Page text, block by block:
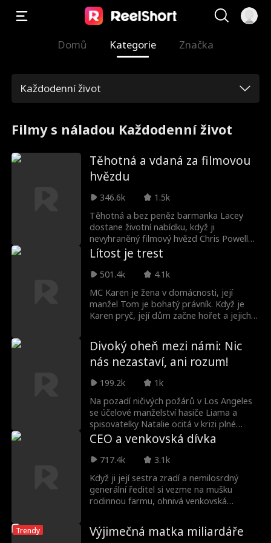
Domů Kategorie Značka
Každodenní život
Filmy s náladou Každodenní život
Těhotná a vdaná za filmovou
hvězdu
346.6k
1.5k
Těhotná a bez peněz barmanka Lacey
dostane životní nabídku, když ji
nevyhraněný filmový hvězd Chris Powell
požádá, aby předstírala, že je jeho
snoubenka. Ani jeden netuší, že dítě, které
čeká, je ve skutečnosti jeho.
Lítost je trest
501.4k
4.1k
MC Karen je žena v domácnosti, její
manžel Tom je bohatý právník. Když je
Karen pryč, její dům začne hořet a jejich
Dobrá samaritánka Merry jede s
hasičským vozem, který řídí kapitán Bob,
aby Annu odvezli do nemocnice. Potřebují
operaci. Hasičský vůz narazí do Karenina
auta, když se vrací z nevěry. Požaduje,
aby se omluvili a zaplatili škody, čímž
ztrácejí čas. Merry a Eve, záchranářka,
stejně jako laskaví kolemjdoucí, se ji snaží
přesvědčit, aby se pohnula. Karen
neustoupí, aniž by si uvědomila, že
hasičský vůz se snaží zachránit její vlastní
dceru.
Divoký oheň mezi námi: Nic
nás nezastaví, ani rozum!
199.2k
1k
Na pozadí ničivých požárů v Los Angeles
se účelové manželství hasiče Liama a
spisovatelky Natalie ocitá v krizi plné
nedorozumění, zrad a boje o život. S
uvědomuje své skutečné city k Natalie,
přehodnocuje jejich vztah. Uprostřed
katastrof a intrik si k sobě oba znovu
nacházejí cestu a jejich láska vstává z
CEO a venkovská dívka
717.4k
3.1k
Když ji její sestra zradí a nemilosrdný
generální ředitel si vezme na mušku
rodinnou farmu, ohnivá venkovská
s Tylerem Sinclairem, dědicem korporace,
který má zabrat její půdu. Ale když se
Trendy Výjimečná matka miliardáře